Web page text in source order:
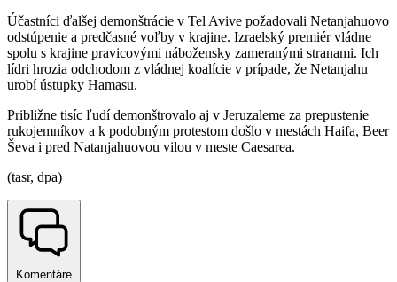
Účastníci ďalšej demonštrácie v Tel Avive požadovali Netanjahuovo
odstúpenie a predčasné voľby v krajine. Izraelský premiér vládne
spolu s krajine pravicovými nábožensky zameranými stranami. Ich
lídri hrozia odchodom z vládnej koalície v prípade, že Netanjahu
urobí ústupky Hamasu.
Približne tisíc ľudí demonštrovalo aj v Jeruzaleme za prepustenie
rukojemníkov a k podobným protestom došlo v mestách Haifa, Beer
Ševa i pred Natanjahuovou vilou v meste Caesarea.
(tasr, dpa)
Komentáre